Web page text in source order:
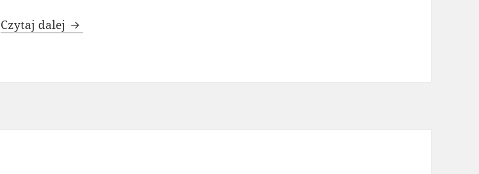
Czytaj dalej Po co logopeda małym dzieciom? Zadania logopedy we wczesnym